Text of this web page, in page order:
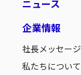
ニュース
企業情報
社長メッセージ
私たちについて